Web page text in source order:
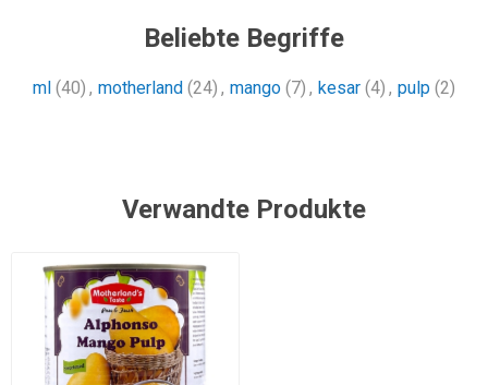
Beliebte Begriffe
ml (40) , motherland (24) , mango (7) , kesar (4) , pulp (2)
Verwandte Produkte